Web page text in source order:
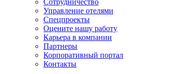
Сотрудничество
Управление отелями
Спецпроекты
Оцените нашу работу
Карьера в компании
Партнеры
Корпоративный портал
Контакты